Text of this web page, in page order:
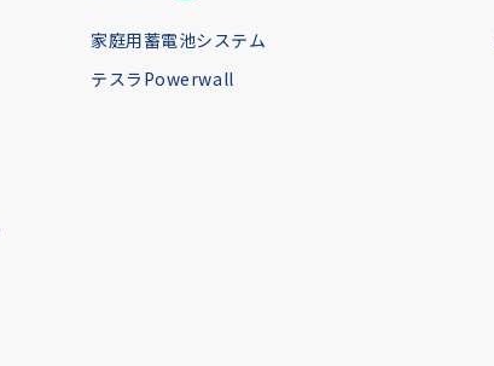
家庭用蓄電池システム
テスラPowerwall